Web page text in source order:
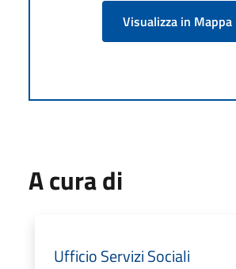
Visualizza in Mappa
A cura di
Ufficio Servizi Sociali